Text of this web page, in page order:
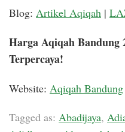
Blog: Artikel Aqiqah |
Harga Aqiqah Bandung
Terpercaya!
Website: Aqiqah Bandung
Tagged as: Abadijaya,